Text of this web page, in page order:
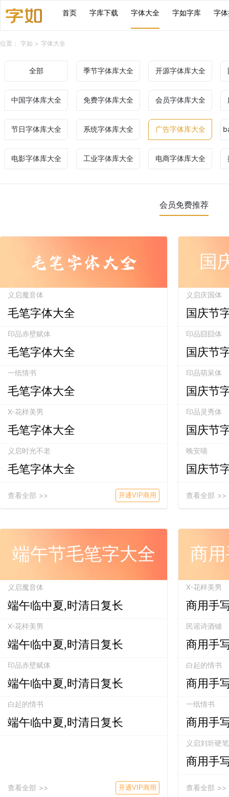
首页 字库下载 字体大全 字如字库 字
位置： 字如 > 字体大全
全部 季节字体库大全 开源字体库大全
中国字体库大全 免费字体库大全 会员字体库大全
节日字体库大全 系统字体库大全 广告字体库大全
电影字体库大全 工业字体库大全 电商字体库大全
会员免费推荐
毛笔字体大全
义启魔音体
毛笔字体大全
印品赤壁赋体
毛笔字体大全
一纸情书
毛笔字体大全
X-花样美男
毛笔字体大全
义启时光不老
毛笔字体大全
查看全部 >> 开通VIP商用
国
义启庆国体
国庆节
印品囧囧体
国庆节
印品萌呆体
国庆节
印品灵秀体
国庆节
晚安喵
国庆节
查看全部 >>
端午节毛笔字大全
义启魔音体
端午临中夏,时清日复长
X-花样美男
端午临中夏,时清日复长
印品赤壁赋体
端午临中夏,时清日复长
白起的情书
端午临中夏,时清日复长
查看全部 >> 开通VIP商用
商
X-花样美男
商用手
民谣诗酒铺
商用手
白起的情书
商用手
一纸情书
商用手
义启刘圻硬
商用手
查看全部 >>